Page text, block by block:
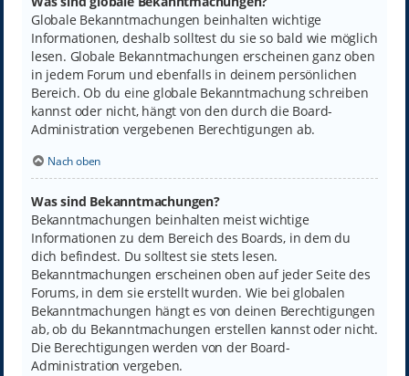
Globale Bekanntmachungen beinhalten wichtige
Informationen, deshalb solltest du sie so bald wie möglich
lesen. Globale Bekanntmachungen erscheinen ganz oben
in jedem Forum und ebenfalls in deinem persönlichen
Bereich. Ob du eine globale Bekanntmachung schreiben
kannst oder nicht, hängt von den durch die Board-
Administration vergebenen Berechtigungen ab.
Nach oben
Was sind Bekanntmachungen?
Bekanntmachungen beinhalten meist wichtige
Informationen zu dem Bereich des Boards, in dem du
dich befindest. Du solltest sie stets lesen.
Bekanntmachungen erscheinen oben auf jeder Seite des
Forums, in dem sie erstellt wurden. Wie bei globalen
Bekanntmachungen hängt es von deinen Berechtigungen
ab, ob du Bekanntmachungen erstellen kannst oder nicht.
Die Berechtigungen werden von der Board-
Administration vergeben.